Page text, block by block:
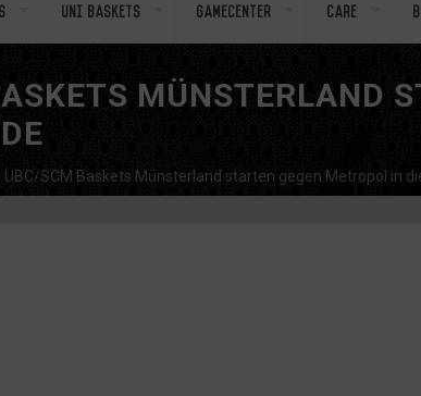
Uni Baskets Gamecenter Care
MÜNSTERLAND
UBC/SCM Baskets Münsterland starten gegen Metropol in